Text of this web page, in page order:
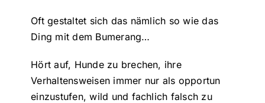
Oft gestaltet sich das nämlich so wie das
Ding mit dem Bumerang…
Hört auf, Hunde zu brechen, ihre
Verhaltensweisen immer nur als opportun
einzustufen, wild und fachlich falsch zu